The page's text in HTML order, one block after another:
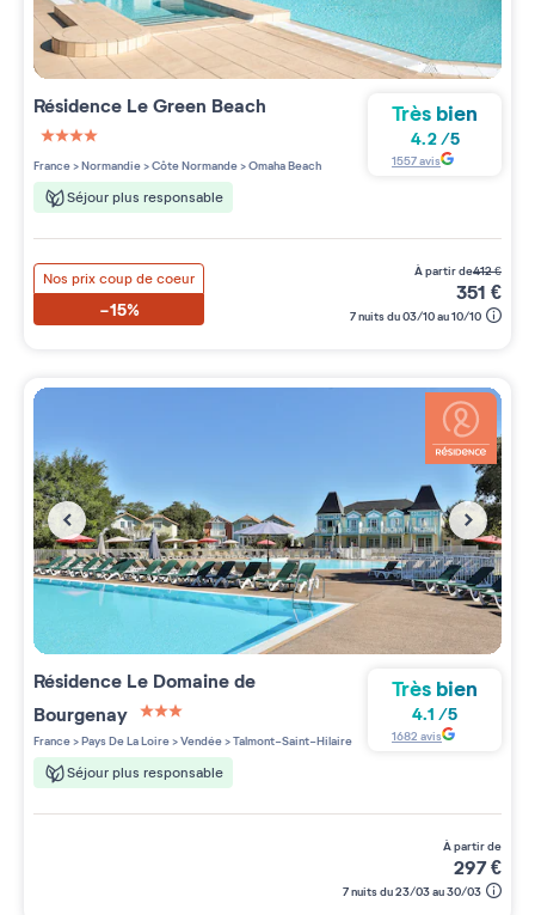
Résidence Le Green Beach
4 étoiles sur 5
France>Normandie>Côte Normande>Omaha Beach
Séjour plus responsable
Très bien
4.2/5
1557avis
Nos prix coup de coeur
-15%
à partir de412€
351 €
7 nuits du 03/10 au 10/10
Résidence Le Domaine de
Bourgenay
3 étoiles sur 5
France>Pays De La Loire>Vendée>Talmont-Saint-Hilaire
Séjour plus responsable
Très bien
4.1 /5
1682 avis
à partir de
297€
7 nuits du 23/03 au 30/03